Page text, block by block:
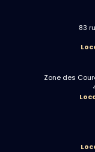
83
Zone des